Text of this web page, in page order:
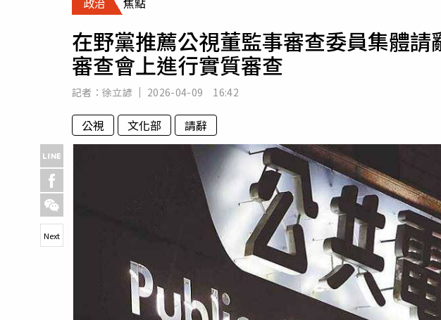
專欄
房產新勢力
在野黨推薦公視董監事審查委員集體
審查會上進行實質審查
記者： 徐立諺 2026-04-09 16:42
公視 文化部 請辭
Next